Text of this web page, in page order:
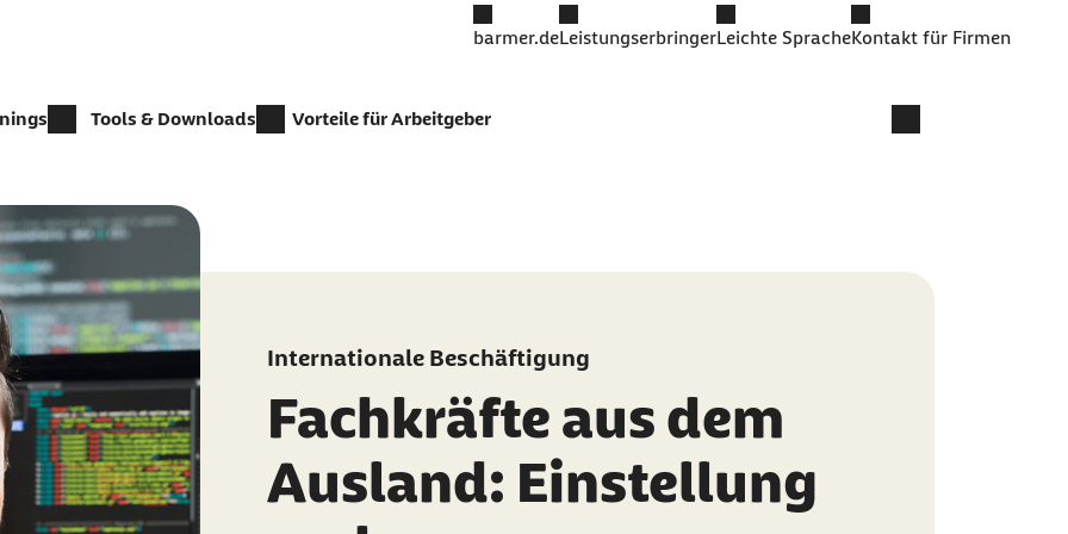
barmer.deLeistungserbringerLeichte SpracheKontakt für Firmen
Tools & Downloads Vorteile für Arbeitgeber
Internationale Beschäftigung
Fachkräfte aus dem
Ausland: Einstellung